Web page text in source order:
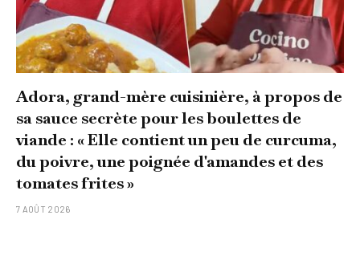
Adora, grand-mère cuisinière, à propos de
sa sauce secrète pour les boulettes de
viande : « Elle contient un peu de curcuma,
du poivre, une poignée d'amandes et des
tomates frites »
7 AOÛT 2026